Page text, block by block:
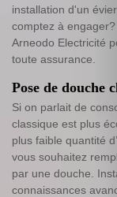
installation d'un
comptez à
Arneodo Electricité
toute assurance.
Pose de douche
Si on parlait de
classique est plus
plus faible quantité
vous souhaitez
par une douche.
connaissances